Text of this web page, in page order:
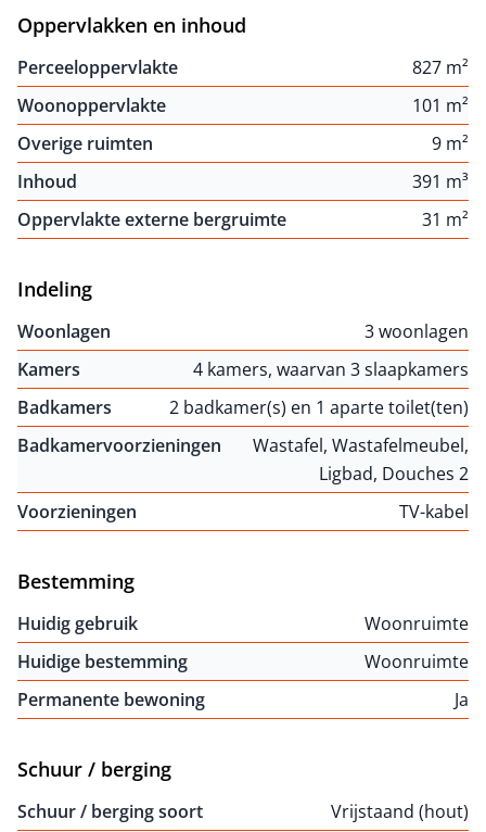
Oppervlakken en inhoud
Perceeloppervlakte
827 m²
Woonoppervlakte
101 m²
Overige ruimten
9 m²
Inhoud
391 m³
Oppervlakte externe bergruimte
31 m²
Indeling
Woonlagen
3 woonlagen
Kamers
4 kamers, waarvan 3 slaapkamers
Badkamers
2 badkamer(s) en 1 aparte toilet(ten)
Badkamervoorzieningen
Wastafel, Wastafelmeubel,
Ligbad, Douches 2
Voorzieningen
TV-kabel
Bestemming
Huidig gebruik
Woonruimte
Huidige bestemming
Woonruimte
Permanente bewoning
Ja
Schuur / berging
Schuur / berging soort Vrijstaand (hout)